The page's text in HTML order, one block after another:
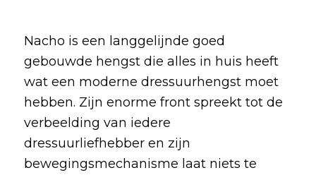
Nacho is een langgelijnde goed
gebouwde hengst die alles in huis heeft
wat een moderne dressuurhengst moet
hebben. Zijn enorme front spreekt tot de
verbeelding van iedere
dressuurliefhebber en zijn
bewegingsmechanisme laat niets te